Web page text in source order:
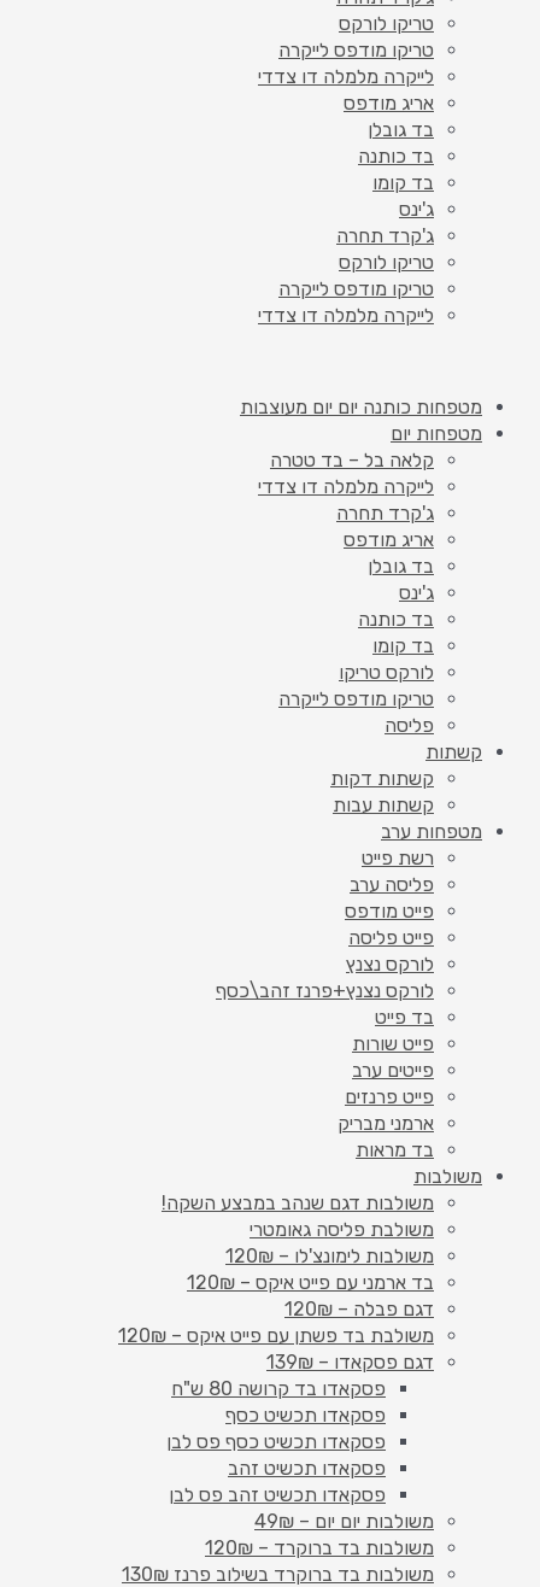
טריקו לורקס
טריקו מודפס לייקרה
לייקרה מלמלה דו צדדי
אריג מודפס
בד גובלן
בד כותנה
בד קומו
ג'ינס
ג'קרד תחרה
טריקו לורקס
טריקו מודפס לייקרה
לייקרה מלמלה דו צדדי
מטפחות כותנה יום יום מעוצבות
מטפחות יום
קלאה בל – בד טטרה
לייקרה מלמלה דו צדדי
ג'קרד תחרה
אריג מודפס
בד גובלן
ג'ינס
בד כותנה
בד קומו
לורקס טריקו
טריקו מודפס לייקרה
פליסה
קשתות
קשתות דקות
קשתות עבות
מטפחות ערב
רשת פייט
פליסה ערב
פייט מודפס
פייט פליסה
לורקס נצנץ
לורקס נצנץ+פרנז זהב\כסף
בד פייט
פייט שורות
פייטים ערב
פייט פרנזים
ארמני מבריק
בד מראות
משולבות
משולבות דגם שנהב במבצע השקה!
משולבת פליסה גאומטרי
משולבות לימונצ'לו – 120₪
בד ארמני עם פייט איקס – 120₪
דגם פבלה – 120₪
משולבת בד פשתן עם פייט איקס – 120₪
דגם פסקאדו – 139₪
פסקאדו בד קרושה 80 ש"ח
פסקאדו תכשיט כסף
פסקאדו תכשיט כסף פס לבן
פסקאדו תכשיט זהב
פסקאדו תכשיט זהב פס לבן
משולבות יום יום – 49₪
משולבות בד ברוקרד – 120₪
משולבות בד ברוקרד בשילוב פרנז 130₪